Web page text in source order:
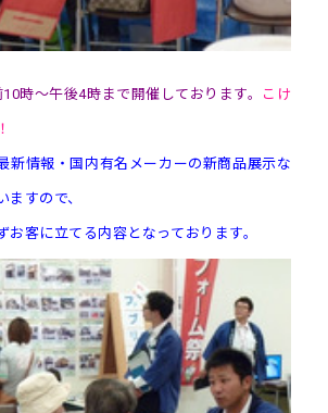
時～午後4時まで開催しております。 こけ
新情報・国内有名メーカーの新商品展示な
ますので、
お客に立てる内容となっております。